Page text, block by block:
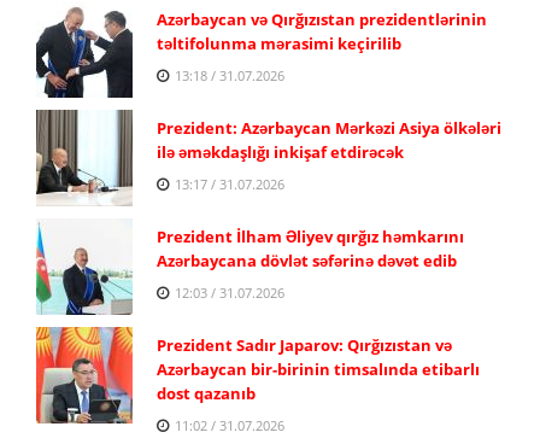
Azərbaycan və Qırğızıstan prezidentlərinin
təltifolunma mərasimi keçirilib
13:18 / 31.07.2026
Prezident: Azərbaycan Mərkəzi Asiya ölkələri
ilə əməkdaşlığı inkişaf etdirəcək
13:17 / 31.07.2026
Prezident İlham Əliyev qırğız həmkarını
Azərbaycana dövlət səfərinə dəvət edib
12:03 / 31.07.2026
Prezident Sadır Japarov: Qırğızıstan və
Azərbaycan bir-birinin timsalında etibarlı
dost qazanıb
11:02 / 31.07.2026